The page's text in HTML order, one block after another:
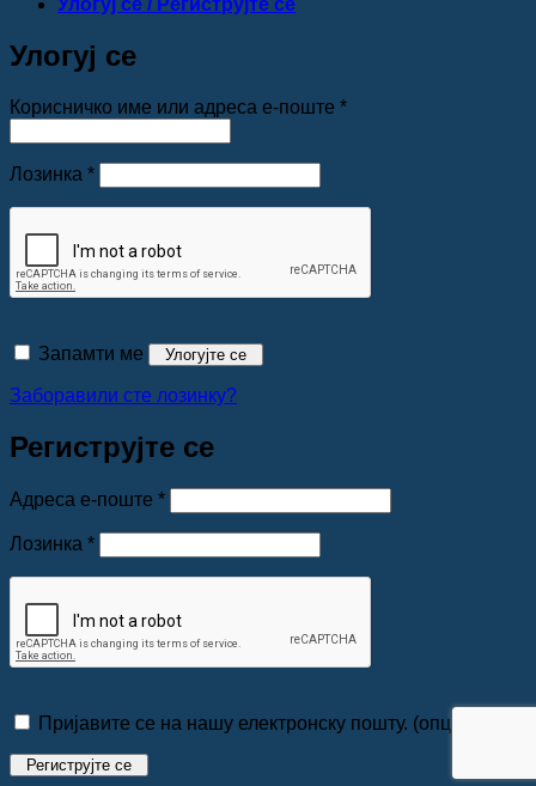
Улогуј се / Региструјте се
Улогуј се
Корисничко име или адреса е-поште *Обавезно
Лозинка *Обавезно
Запамти ме Улогујте се
Заборавили сте лозинку?
Региструјте се
Адреса е-поште *Обавезно
Лозинка *Обавезно
Пријавите се на нашу електронску пошту. (опционо)
Региструјте се